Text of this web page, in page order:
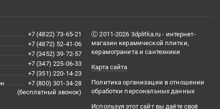
+7 (4822) 73-65-21
+7 (4872) 52-41-06
+7 (3452) 39-72-57
+7 (347) 225-06-33
+7 (351) 220-14-23
+7 (800) 301-34-28
(бесплатный звонок)
Ⓒ 2011-2026 3dplitka.ru - интернет-
магазин керамической плитки,
керамогранита и сантехники
Карта сайта
Политика организации в отношении
обработки персональных данных
Используя этот сайт вы даёте своё